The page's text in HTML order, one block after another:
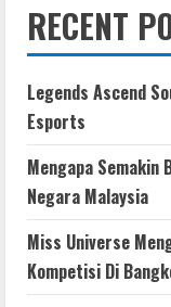
RECENT
Legends Ascend
Esports
Mengapa Semakin
Negara Malaysia
Miss Universe
Kompetisi Di